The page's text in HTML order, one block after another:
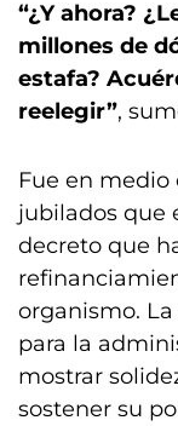
“¿Y ahora?
millones de
estafa?
reelegir”,
Fue en
jubilados que
decreto que
organismo.
para la
mostrar
sostener su